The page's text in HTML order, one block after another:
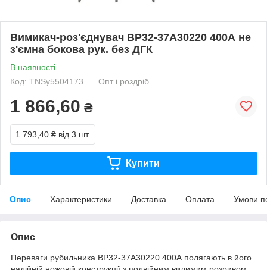
Вимикач-роз'єднувач ВР32-37А30220 400А не
з'ємна бокова рук. без ДГК
В наявності
Код: TNSy5504173
Опт і роздріб
1 866,60 ₴
1 793,40 ₴ від 3 шт.
Купити
Опис Характеристики Доставка Оплата Умови
Опис
Переваги рубильника ВР32-37А30220 400А полягають в його